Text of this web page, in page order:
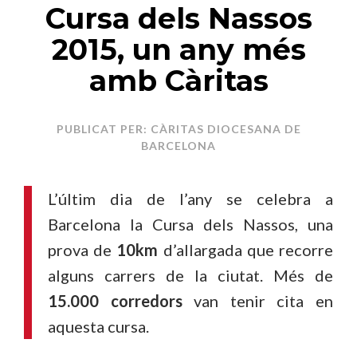
Cursa dels Nassos
2015, un any més
amb Càritas
PUBLICAT PER: CÀRITAS DIOCESANA DE
BARCELONA
L’últim dia de l’any se celebra a
Barcelona la Cursa dels Nassos, una
prova de 10km d’allargada que recorre
alguns carrers de la ciutat. Més de
15.000 corredorsvan tenir cita en
aquesta cursa.